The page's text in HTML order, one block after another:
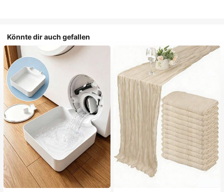
Könnte dir auch gefallen